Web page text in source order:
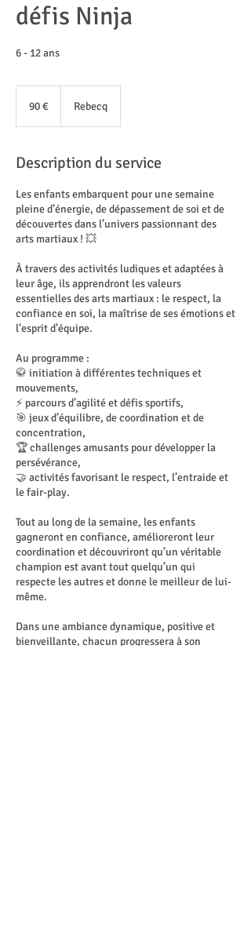
défis Ninja
6 - 12 ans
90 € Rebecq
Description du service
Les enfants embarquent pour une semaine
pleine d’énergie, de dépassement de soi et de
découvertes dans l’univers passionnant des
arts martiaux ! 💥
À travers des activités ludiques et adaptées à
leur âge, ils apprendront les valeurs
essentielles des arts martiaux : le respect, la
confiance en soi, la maîtrise de ses émotions et
l’esprit d’équipe.
Au programme :
🥋 initiation à différentes techniques et
mouvements,
⚡ parcours d’agilité et défis sportifs,
🎯 jeux d’équilibre, de coordination et de
concentration,
🏆 challenges amusants pour développer la
persévérance,
🤝 activités favorisant le respect, l’entraide et
le fair-play.
Tout au long de la semaine, les enfants
gagneront en confiance, amélioreront leur
coordination et découvriront qu’un véritable
champion est avant tout quelqu’un qui
respecte les autres et donne le meilleur de lui-
même.
Dans une ambiance dynamique, positive et
bienveillante, chacun progressera à son